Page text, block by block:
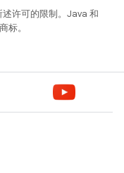
述许可的限制。Java 和
标。